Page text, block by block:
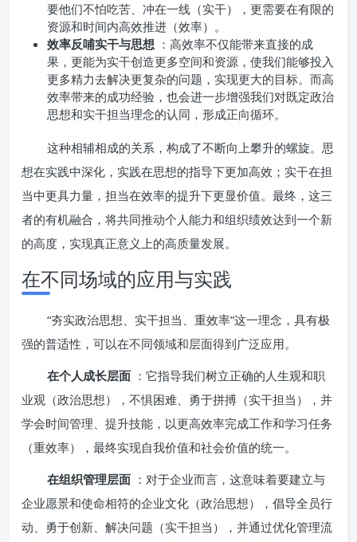
要他们不怕吃苦、冲在一线（实干），更需要在有限的
资源和时间内高效推进（效率）。
效率反哺实干与思想 ：高效率不仅能带来直接的成
果，更能为实干创造更多空间和资源，使我们能够投入
更多精力去解决更复杂的问题，实现更大的目标。而高
效率带来的成功经验，也会进一步增强我们对既定政治
思想和实干担当理念的认同，形成正向循环。
这种相辅相成的关系，构成了不断向上攀升的螺旋。思
想在实践中深化，实践在思想的指导下更加高效；实干在担
当中更具力量，担当在效率的提升下更显价值。最终，这三
者的有机融合，将共同推动个人能力和组织绩效达到一个新
的高度，实现真正意义上的高质量发展。
在不同场域的应用与实践
“夯实政治思想、实干担当、重效率”这一理念，具有极
强的普适性，可以在不同领域和层面得到广泛应用。
在个人成长层面 ：它指导我们树立正确的人生观和职
业观（政治思想），不惧困难、勇于拼搏（实干担当），并
学会时间管理、提升技能，以更高效率完成工作和学习任务
（重效率），最终实现自我价值和社会价值的统一。
在组织管理层面 ：对于企业而言，这意味着要建立与
企业愿景和使命相符的企业文化（政治思想），倡导全员行
动、勇于创新、解决问题（实干担当），并通过优化管理流